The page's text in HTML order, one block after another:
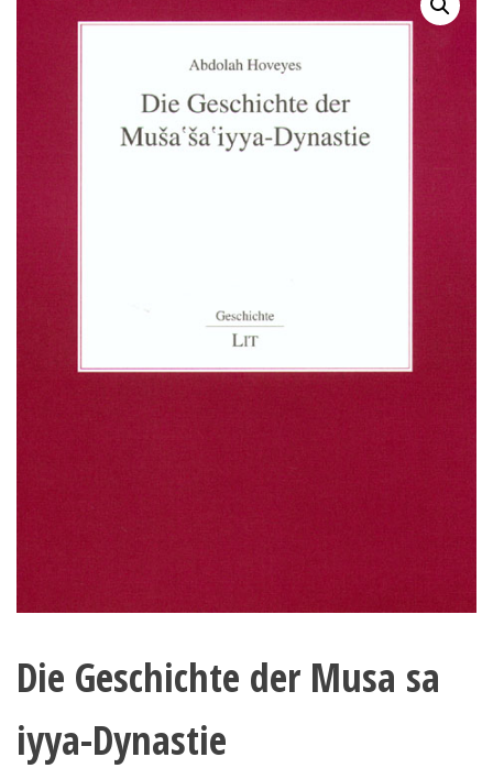
Die Geschichte der Musa sa
iyya-Dynastie